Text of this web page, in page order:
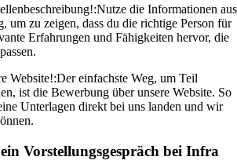
Nutze die Informationen aus
um zu zeigen, dass du die richtige Person für
Erfahrungen und Fähigkeiten hervor, die
Website!:Der einfachste Weg, um Teil
ist die Bewerbung über unsere Website. So
Unterlagen direkt bei uns landen und wir
Vorstellungsgespräch bei Infra